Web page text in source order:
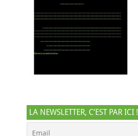
LA NEWSLETTER, C’EST PAR ICI !